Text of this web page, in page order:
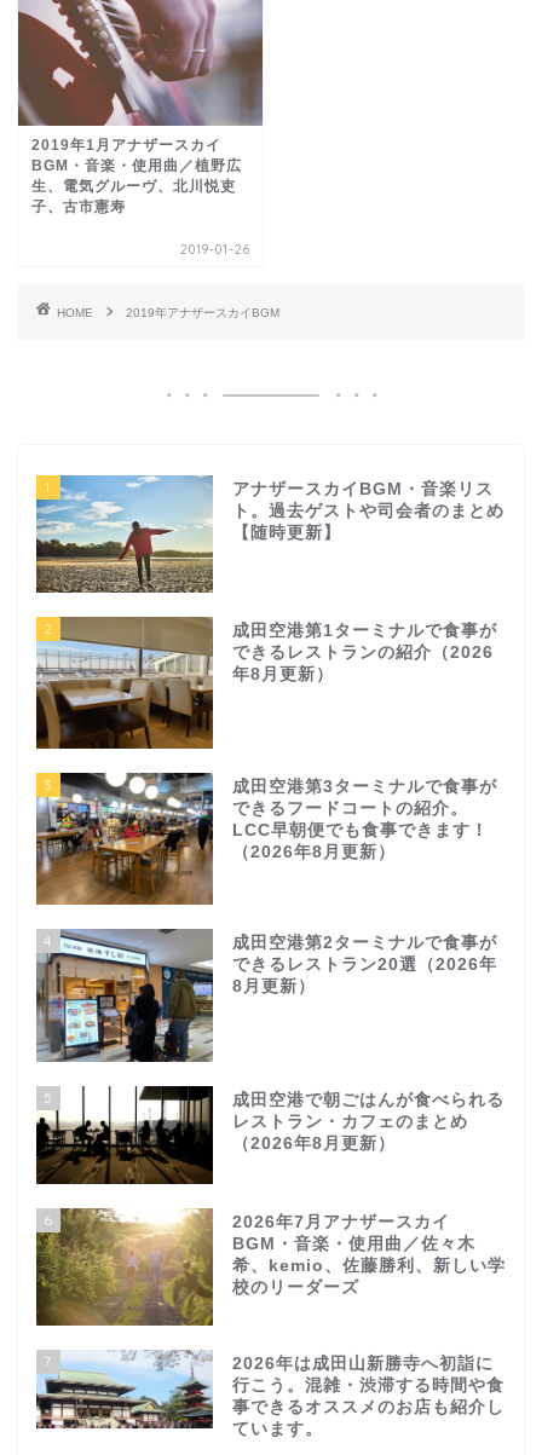
2019年1月アナザースカイ
BGM・音楽・使用曲／植野広
生、電気グルーヴ、北川悦吏
子、古市憲寿
2019-01-26
HOME 2019年アナザースカイBGM
1
アナザースカイBGM・音楽リス
ト。過去ゲストや司会者のまとめ
【随時更新】
2
成田空港第1ターミナルで食事が
できるレストランの紹介（2026
年8月更新）
3
成田空港第3ターミナルで食事が
できるフードコートの紹介。
LCC早朝便でも食事できます！
（2026年8月更新）
4
成田空港第2ターミナルで食事が
できるレストラン20選（2026年
8月更新）
5
成田空港で朝ごはんが食べられる
レストラン・カフェのまとめ
（2026年8月更新）
6
2026年7月アナザースカイ
BGM・音楽・使用曲／佐々木
希、kemio、佐藤勝利、新しい学
校のリーダーズ
7
2026年は成田山新勝寺へ初詣に
行こう。混雑・渋滞する時間や食
事できるオススメのお店も紹介し
ています。